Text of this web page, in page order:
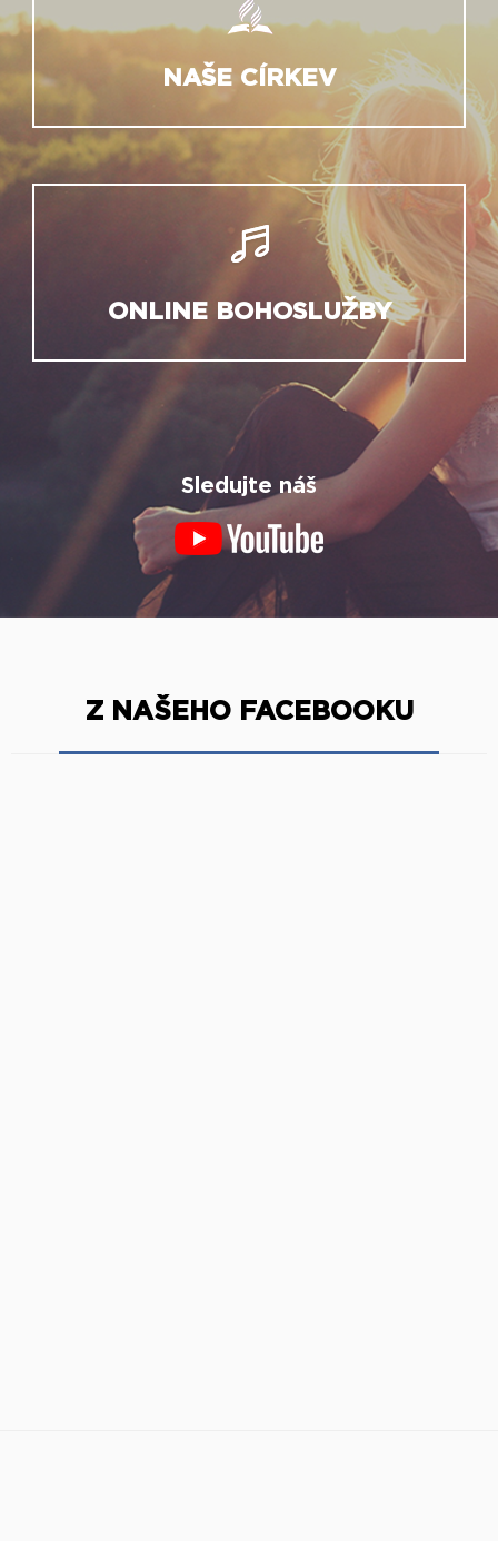
NAŠE CÍRKEV
ONLINE BOHOSLUŽBY
Sledujte náš
Z NAŠEHO FACEBOOKU